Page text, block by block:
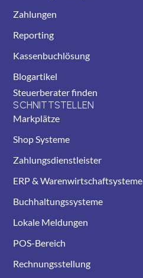
Zahlungen
Reporting
Kassenbuchlösung
Blogartikel
Steuerberater finden
SCHNITTSTELLEN
Markplätze
Shop Systeme
Zahlungsdienstleister
ERP & Warenwirtschaftsysteme
Buchhaltungssysteme
Lokale Meldungen
POS-Bereich
Rechnungsstellung